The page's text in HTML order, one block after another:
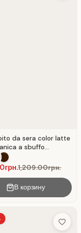
da sera color latte
a sbuffo
1,209.00грн.
В корзину
Add to